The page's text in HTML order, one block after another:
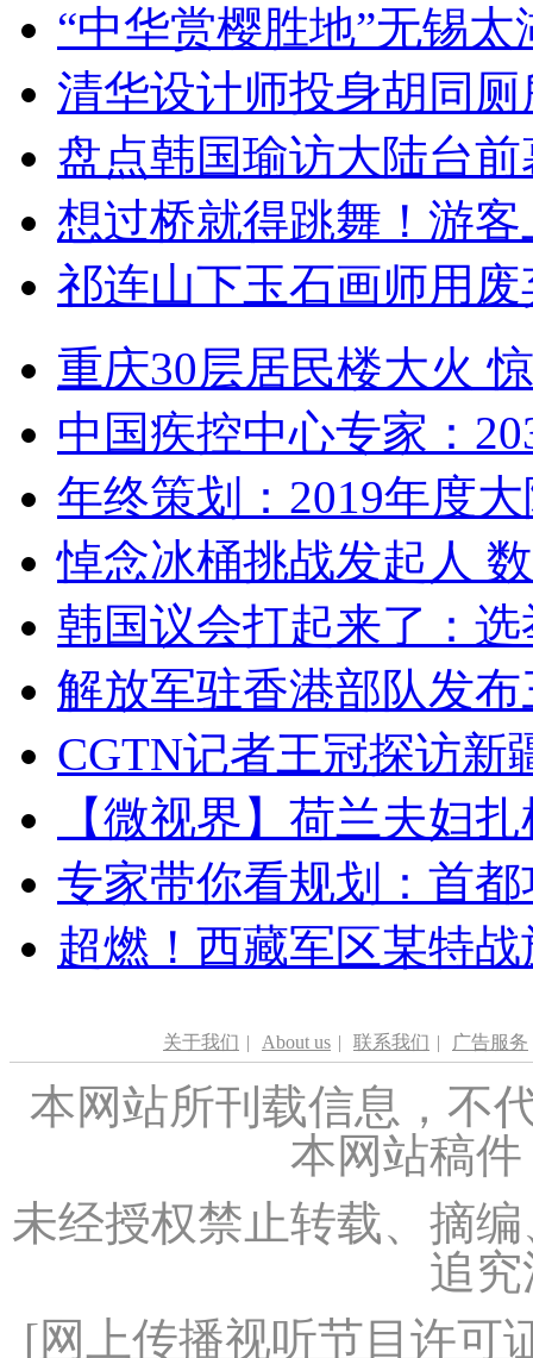
“中华赏樱胜地”无锡
清华设计师投身胡同
盘点韩国瑜访大陆台
想过桥就得跳舞！游客
祁连山下玉石画师用
重庆30层居民楼大火
中国疾控中心专家：
年终策划：2019年度
悼念冰桶挑战发起人
韩国议会打起来了：
解放军驻香港部队发
CGTN记者王冠探访新
【微视界】荷兰夫妇
专家带你看规划：首
超燃！西藏军区某特
关于我们 | About us | 联系我们 | 广告服务
本网站所刊载信息，不
本网站稿
未经授权禁止转载、摘
追
[网上传播视听节目许可